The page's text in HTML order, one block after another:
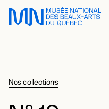
Sauter au menu principal
Sauter au contenu principal
Sauter au pied de page
Nos collections